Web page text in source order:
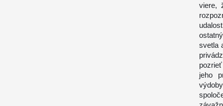
viere,
svetla
jeho